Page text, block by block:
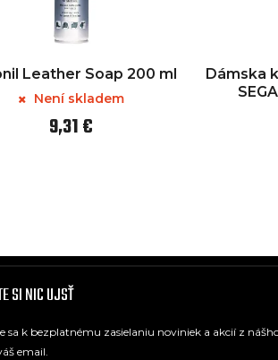
Leather Soap 200 ml
Není skladem
9,31 €
Dámska
SI NIC UJSŤ
sa k bezplatnému zasielaniu noviniek a akcií z
email.